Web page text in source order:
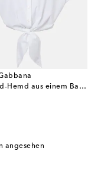
Cropped-Hemd aus einem Baumwollgemisch
angesehen